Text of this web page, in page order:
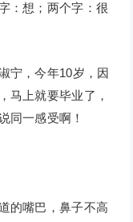
：想；两个字：很
，今年10岁，因
马上就要毕业了，
同一感受啊！
嘴巴，鼻子不高